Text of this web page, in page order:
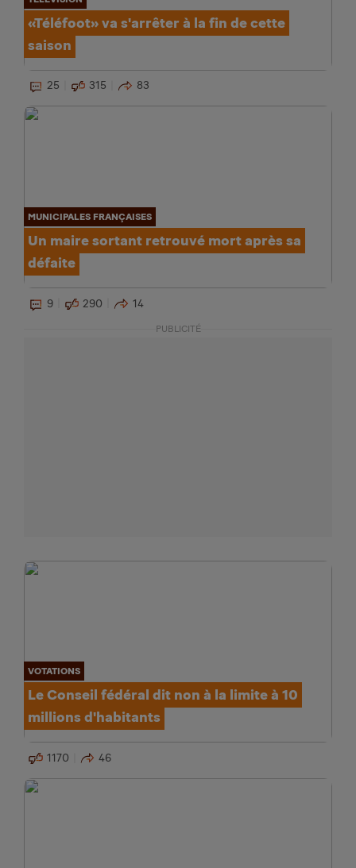
«Téléfoot» va s'arrêter à la fin de cette
saison
25 315 83
MUNICIPALES FRANÇAISES
Un maire sortant retrouvé mort après sa
défaite
9 290 14
PUBLICITÉ
VOTATIONS
Le Conseil fédéral dit non à la limite à 10
millions d'habitants
1170 46